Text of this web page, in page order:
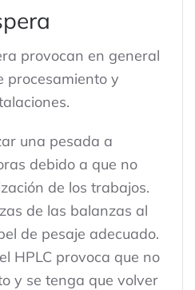
provocan en general
procesamiento y
una pesada a
debido a que no
de los trabajos.
de las balanzas al
de pesaje adecuado.
HPLC provoca que no
y se tenga que volver